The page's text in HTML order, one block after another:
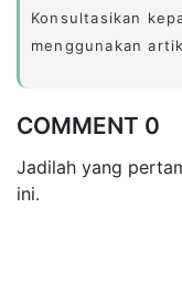
Konsultasikan
menggunakan
COMMENT 0
Jadilah yang
ini.